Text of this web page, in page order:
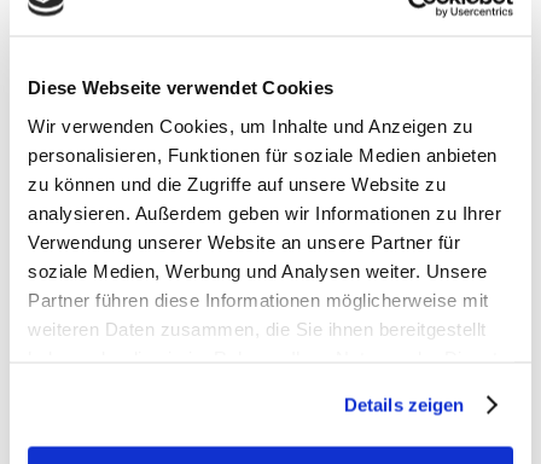
Diese Webseite verwendet Cookies
Wir verwenden Cookies, um Inhalte und Anzeigen zu
personalisieren, Funktionen für soziale Medien anbieten
zu können und die Zugriffe auf unsere Website zu
analysieren. Außerdem geben wir Informationen zu Ihrer
Verwendung unserer Website an unsere Partner für
soziale Medien, Werbung und Analysen weiter. Unsere
Partner führen diese Informationen möglicherweise mit
weiteren Daten zusammen, die Sie ihnen bereitgestellt
Details zeigen
Coocazoo Zubehör
Artikelbeschreibung Coocazoo Geldbeutel
- Fach für Geldscheine